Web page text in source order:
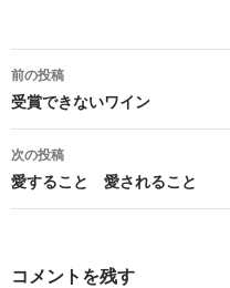
投
稿
ナ
ビ
前の投稿
受賞できないワイン
次の投稿
愛すること 愛されること
コメントを残す